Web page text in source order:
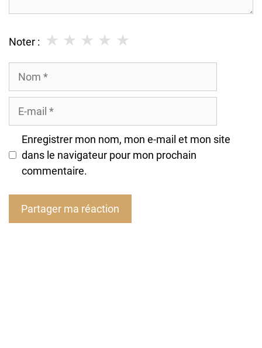
Noter : ★
★
★
★
★
Nom
Enregistrer mon nom, mon e-mail et mon site
dans le navigateur pour mon prochain
commentaire.